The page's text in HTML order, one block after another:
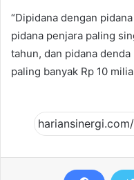
“Dipidana dengan
pidana penjara paling
tahun, dan pidana
paling banyak Rp 10